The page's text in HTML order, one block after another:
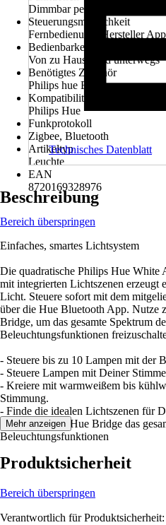
Dimmbar per App, Dimmbar
Steuerungsmöglichkeit
Fernbedienung, Hersteller
Bedienbarkeit über App
Von zu Hause und unterwegs
Benötigtes Zubehör
Philips hue Bridge
Kompatibilität
Philips Hue
Funkprotokoll
Zigbee, Bluetooth
Artikeltyp
Leuchte
EAN
8720169328976
Technisches Datenblatt
Beschreibung
Bereich überspringen
Einfaches, smartes Lichtsystem
Die quadratische Philips Hue White
mit integrierten Lichtszenen erzeugt
Licht. Steuere sofort mit dem
über die Hue Bluetooth App. Nutze
Bridge, um das gesamte Spektrum
Beleuchtungsfunktionen
- Steuere bis zu 10 Lampen mit der
- Steuere Lampen mit Deiner
- Kreiere mit warmweißem bis
Stimmung.
- Finde die idealen Lichtszenen für
- Nutze mit der Hue Bridge das
Beleuchtungsfunktionen
Mehr anzeigen
Produktsicherheit
Bereich überspringen
Verantwortlich für Produktsicherheit: